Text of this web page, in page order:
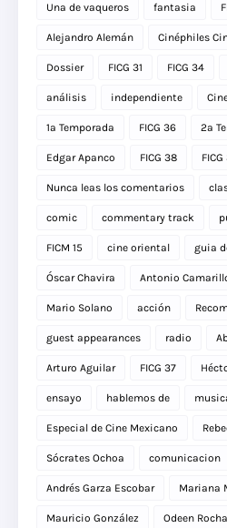
Una de vaqueros fantasia
Alejandro Alemán Cinéphiles
Dossier FICG 31 FICG 34
análisis independiente
1a Temporada FICG 36 2a
Edgar Apanco FICG 38
Nunca leas los comentarios
comic commentary track
FICM 15 cine oriental guia
Óscar Chavira Antonio
Mario Solano acción
guest appearances radio
Arturo Aguilar FICG 37
ensayo hablemos de
Especial de Cine Mexicano
Sócrates Ochoa comunicacion
Andrés Garza Escobar Mariana
Mauricio González Odeen Rocha